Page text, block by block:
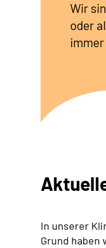
Wir
oder
immer
In unserer
Grund haben